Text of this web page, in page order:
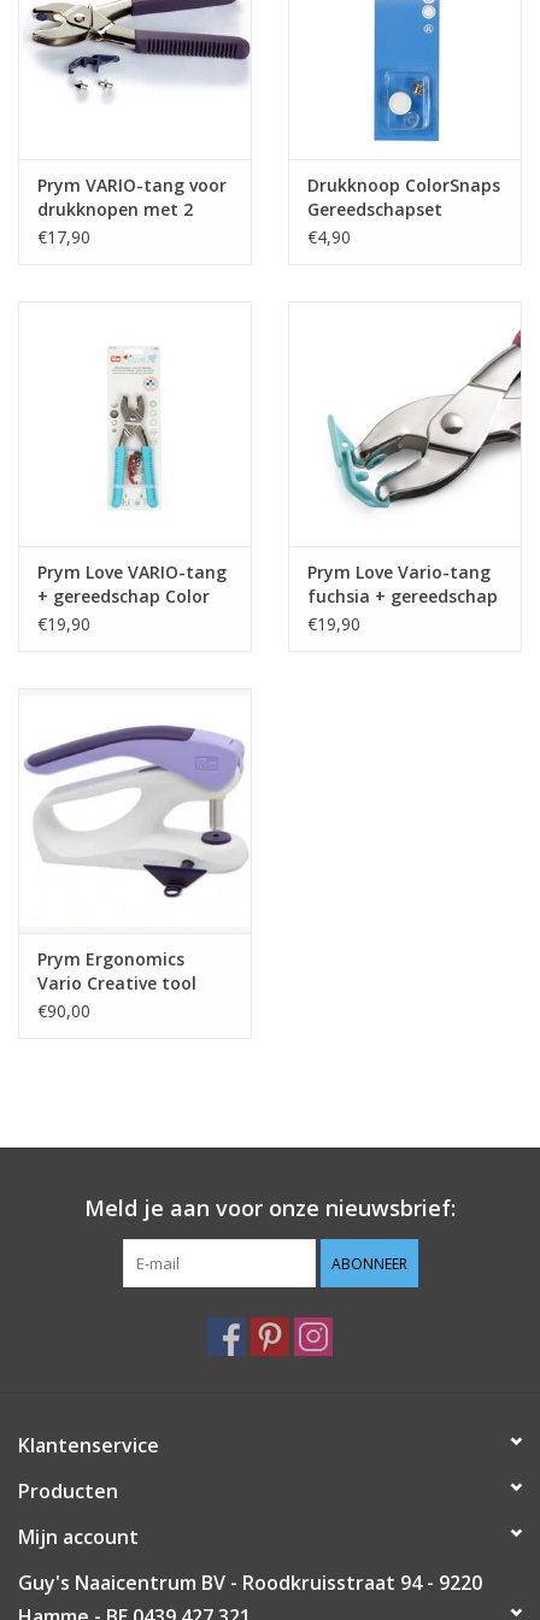
Prym VARIO-tang voor
drukknopen met 2
ponsmatrijzen voor
€17,90
Drukknoop ColorSnaps
Gereedschapset
€4,90
Prym Love VARIO-tang
+ gereedschap Color
Snaps mint
€19,90
Prym Love Vario-tang
fuchsia + gereedschap
voor ColorSnaps
€19,90
Prym Ergonomics
Vario Creative tool
€90,00
Meld je aan voor onze nieuwsbrief:
ABONNEER
Klantenservice
Producten
Mijn account
Guy's Naaicentrum BV - Roodkruisstraat 94 - 9220